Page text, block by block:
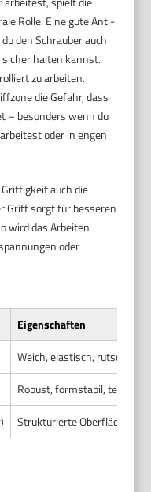
Rolle. Eine gute Anti-
den Schrauber auch
halten kannst.
zu arbeiten.
die Gefahr, dass
– besonders wenn du
oder in engen
auch die
Griff sorgt für besseren
wird das Arbeiten
oder
Eigenschaften
Weich, elastisch, rutschfest
Robust, formstabil, teils
Strukturierte Oberflächen,